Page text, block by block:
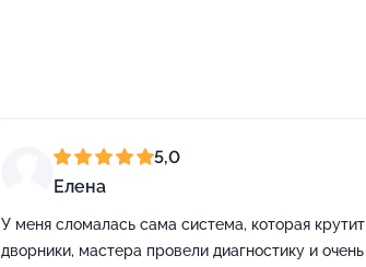
5,0
Елена
У меня сломалась сама система, которая крутит
дворники, мастера провели диагностику и очень